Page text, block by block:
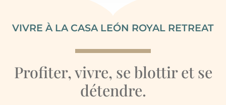
VIVRE À LA CASA LEÓN ROYAL RETREAT
Profiter, vivre, se blottir et se
détendre.